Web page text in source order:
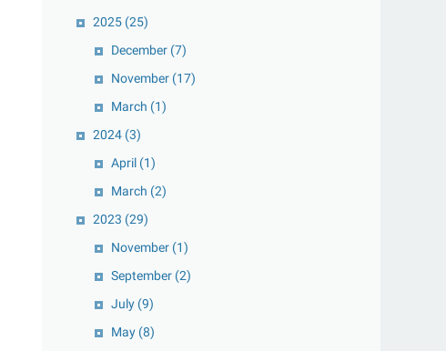
2025 (25)
December (7)
November (17)
March (1)
2024 (3)
April (1)
March (2)
2023 (29)
November (1)
September (2)
July (9)
May (8)